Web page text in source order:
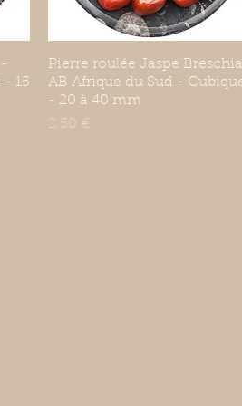
15
Aperçu rapide
Pierre roulée Jaspe Breschia
AB Afrique du Sud -
- 20 à 40 mm
Prix
2,50 €